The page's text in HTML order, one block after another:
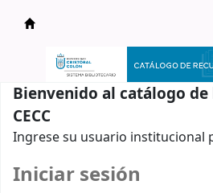
Catálogo en línea
Bienvenido al catálogo
CECC
Ingrese su usuario institucional
Iniciar sesión